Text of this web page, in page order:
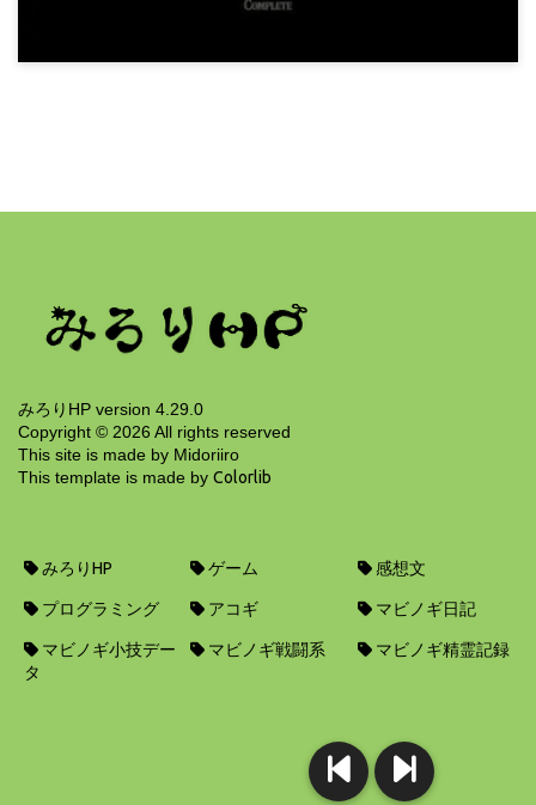
クリアまで
みろりHP version 4.29.0
Copyright © 2026 All rights reserved
This site is made by Midoriiro
This template is made by Colorlib
みろりHP ゲーム 感想文
プログラミング アコギ マビノギ日記
マビノギ小技デー
タ
マビノギ戦闘系 マビノギ精霊記録